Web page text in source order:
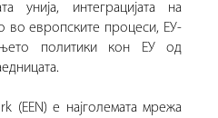
унија, интеграцијата на
во европските процеси, ЕУ-
политики кон ЕУ од
(EEN) е најголемата мрежа